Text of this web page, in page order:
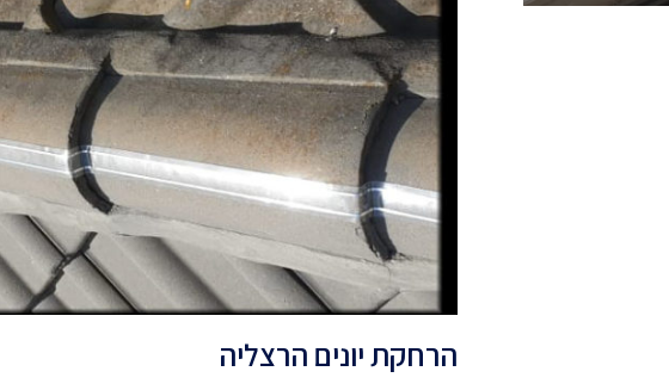
הרחקת יונים הרצליה